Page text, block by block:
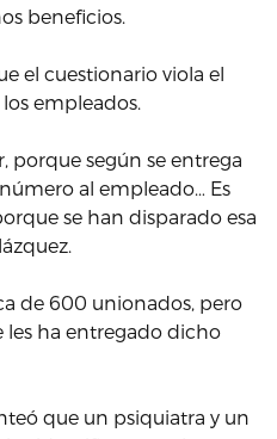
beneficios.
el cuestionario viola el
empleados.
porque según se entrega
al empleado… Es
se han disparado esa
de 600 unionados, pero
les ha entregado dicho
que un psiquiatra y un